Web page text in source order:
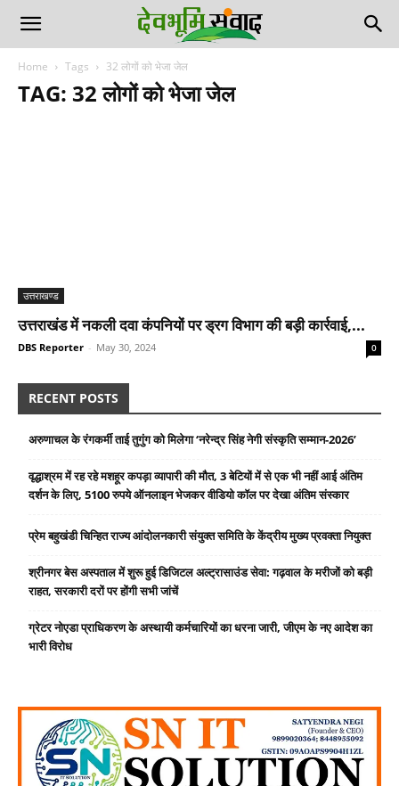
Home Tags 32 लोगों को भेजा जेल
TAG: 32 लोगों को भेजा जेल
उत्तराखण्ड
उत्तराखंड में नकली दवा कंपनियों पर ड्रग विभाग की बड़ी कार्रवाई,...
DBS Reporter - May 30, 2024 0
RECENT POSTS
अरुणाचल के रंगकर्मी ताई तुगुंग को मिलेगा ‘नरेन्द्र सिंह नेगी संस्कृति सम्मान-2026’
वृद्धाश्रम में रह रहे मशहूर कपड़ा व्यापारी की मौत, 3 बेटियों में से एक भी नहीं आई अंतिम
दर्शन के लिए, 5100 रुपये ऑनलाइन भेजकर वीडियो कॉल पर देखा अंतिम संस्कार
प्रेम बहुखंडी चिन्हित राज्य आंदोलनकारी संयुक्त समिति के केंद्रीय मुख्य प्रवक्ता नियुक्त
श्रीनगर बेस अस्पताल में शुरू हुई डिजिटल अल्ट्रासाउंड सेवा: गढ़वाल के मरीजों को बड़ी
राहत, सरकारी दरों पर होंगी सभी जांचें
ग्रेटर नोएडा प्राधिकरण के अस्थायी कर्मचारियों का धरना जारी, जीएम के नए आदेश का
भारी विरोध